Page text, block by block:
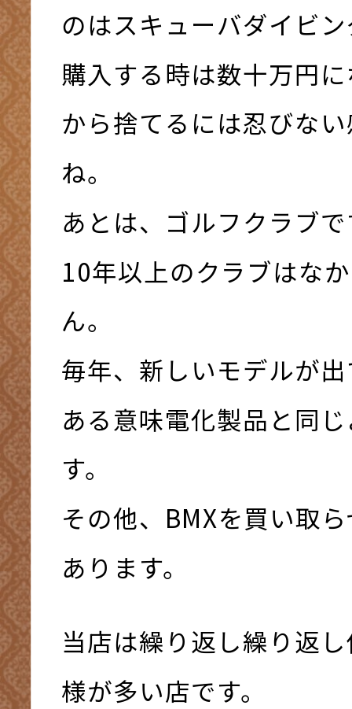
のはスキューバダイビ
購入する時は数十万円
から捨てるには忍びな
ね。
あとは、ゴルフクラブ
10年以上のクラブはな
ん。
毎年、新しいモデルが
ある意味電化製品と同
す。
その他、BMXを買い取
あります。
当店は繰り返し繰り返
様が多い店です。